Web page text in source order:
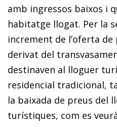
amb ingressos baixos i
habitatge llogat. Per la
increment de l’oferta
derivat del
destinaven al lloguer
residencial tradicional,
la baixada de preus del
turístiques, com es